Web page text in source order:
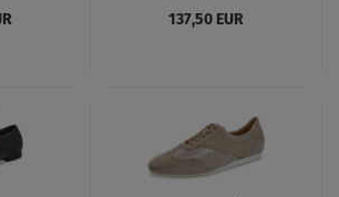
137,50 EUR